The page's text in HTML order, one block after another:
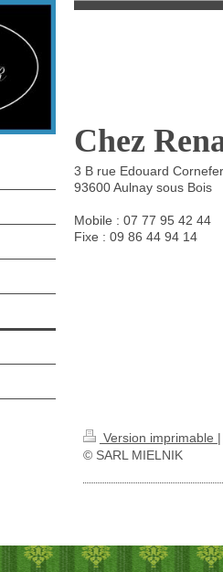
Chez
3 B rue Edouard
93600Aulnay sous Bois
Mobile : 07 77 95 42 44
Fixe : 09 86 44 94 14
Version imprimable |
© SARL MIELNIK